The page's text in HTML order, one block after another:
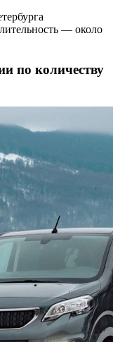
— около
по количеству